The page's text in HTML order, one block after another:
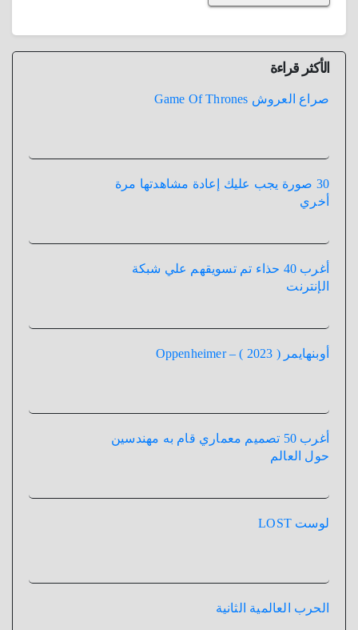
الأكثر قراءة
صراع العروش Game Of Thrones
30 صورة يجب عليك إعادة مشاهدتها مرة
أخري
أغرب 40 حذاء تم تسويقهم علي شبكة
الإنترنت
أوبنهايمر ( 2023 ) – Oppenheimer
أغرب 50 تصميم معماري قام به مهندسين
حول العالم
لوست LOST
الحرب العالمية الثانية